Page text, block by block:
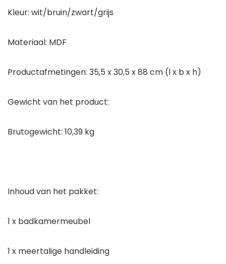
Kleur: wit/bruin/zwart/grijs
Materiaal: MDF
Productafmetingen: 35,5 x 30,5 x 88 cm (l x b x h)
Gewicht van het product:
Brutogewicht: 10,39 kg
Inhoud van het pakket:
1 x badkamermeubel
1 x meertalige handleiding